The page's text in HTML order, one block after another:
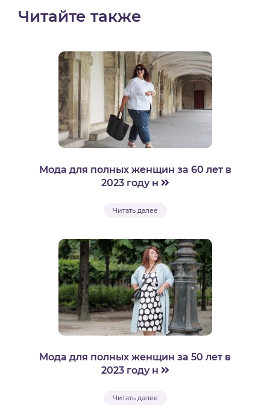
Читайте также
Мода для полных женщин за 60 лет в
2023 году н
Читать далее
Мода для полных женщин за 50 лет в
2023 году н
Читать далее